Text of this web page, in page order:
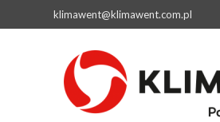
klimawent@klimawent.com.pl